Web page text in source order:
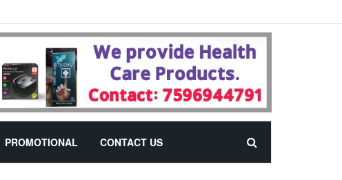
PROMOTIONAL CONTACT US